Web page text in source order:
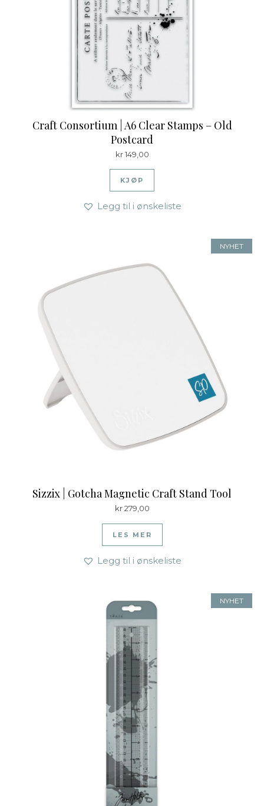
Craft Consortium | A6 Clear Stamps – Old
Postcard
kr149,00
KJØP
Legg til i ønskeliste
NYHET
Sizzix | Gotcha Magnetic Craft Stand Tool
kr279,00
LES MER
Legg til i ønskeliste
NYHET